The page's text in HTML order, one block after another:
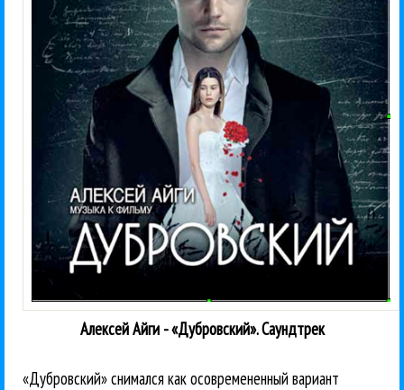
Алексей Айги - «Дубровский». Саундтрек
«Дубровский» снимался как осовремененный вариант